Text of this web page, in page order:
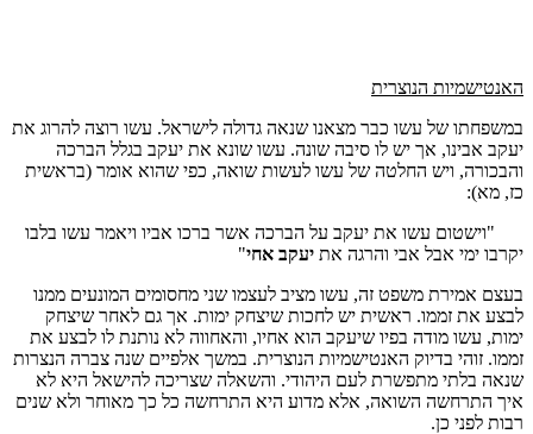
האנטישמיות הנוצרית
במשפחתו של עשו כבר מצאנו שנאה גדולה לישראל. עשו רוצה להרוג את
יעקב אבינו, אך יש לו סיבה שונה. עשו שונא את יעקב בגלל הברכה
והבכורה, ויש החלטה של עשו לעשות שואה, כפי שהוא אומר (בראשית
כז, מא):
"וישטום עשו את יעקב על הברכה אשר ברכו אביו ויאמר עשו בלבו
יקרבו ימי אבל אבי והרגה את יעקב אחי"
בעצם אמירת משפט זה, עשו מציב לעצמו שני מחסומים המונעים ממנו
לבצע את זממו. ראשית יש לחכות שיצחק ימות. אך גם לאחר שיצחק
ימות, עשו מודה בפיו שיעקב הוא אחיו, והאחווה לא נותנת לו לבצע את
זממו. זוהי בדיוק האנטישמיות הנוצרית. במשך אלפיים שנה צברה הנצרות
שנאה בלתי מתפשרת לעם היהודי. והשאלה שצריכה להישאל היא לא
איך התרחשה השואה, אלא מדוע היא התרחשה כל כך מאוחר ולא שנים
רבות לפני כן.